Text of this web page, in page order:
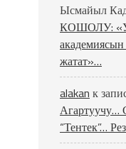
Ысмайыл
КОШОЛУ:
жатат»…
alakan к
Агартуучу…
“Тентек”…